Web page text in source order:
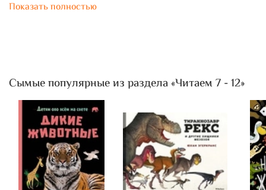
Показать полностью
Сымые популярные из раздела «Читаем 7 - 12»